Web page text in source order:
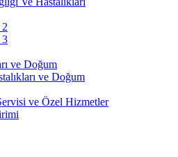
3
ve Doğum
ve Doğum
ve Özel Hizmetler